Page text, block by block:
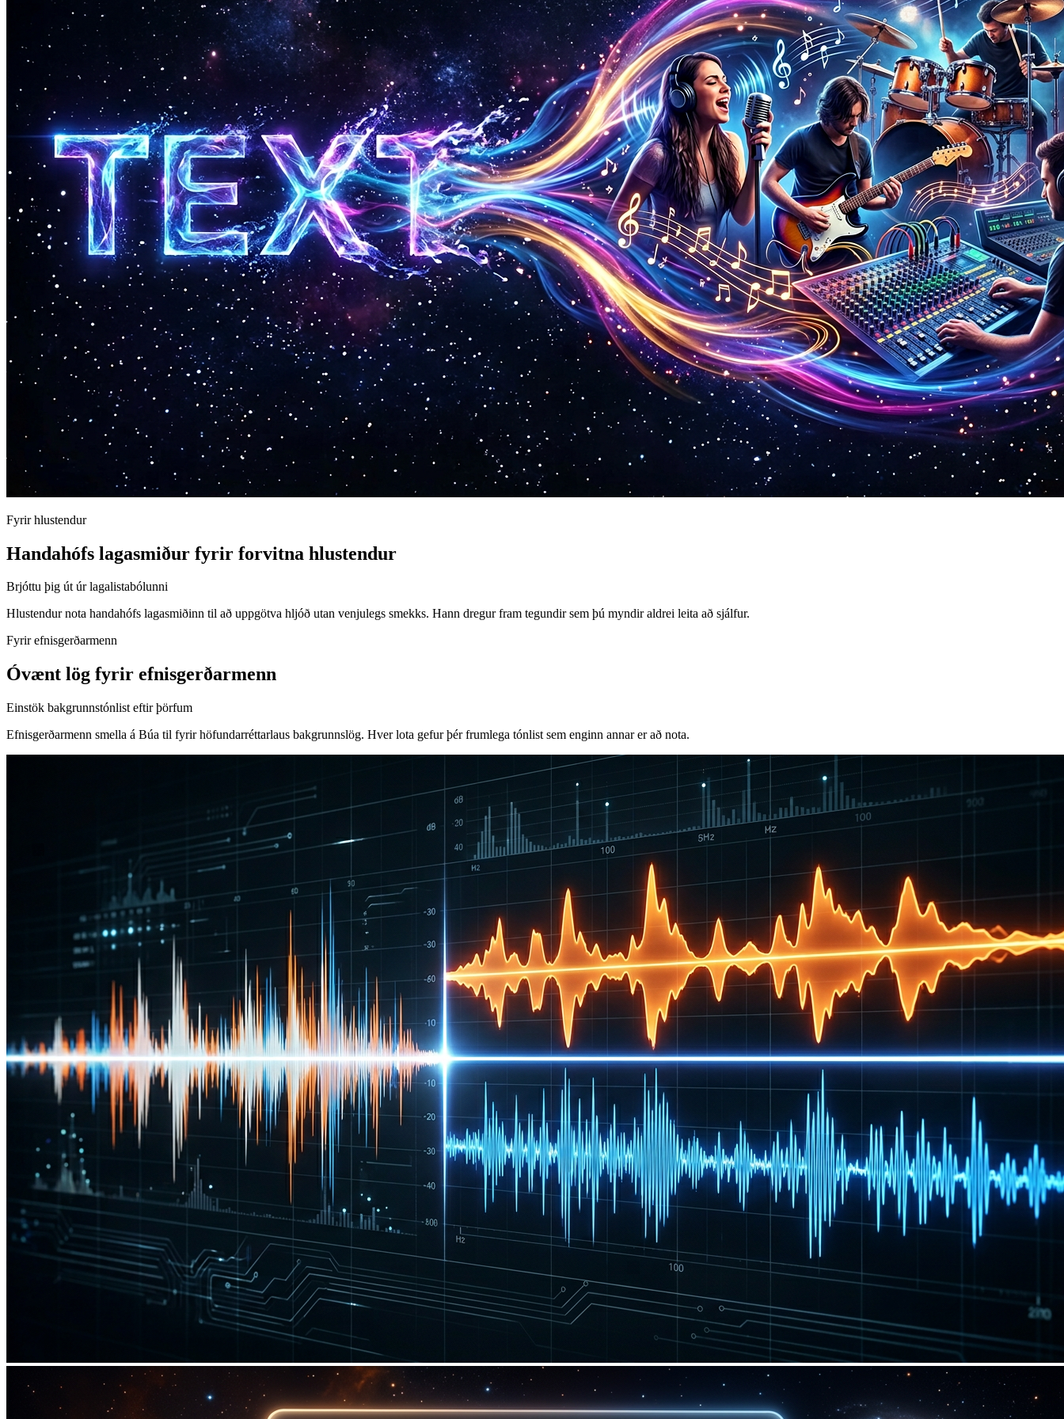
Fyrir hlustendur
Handahófs lagasmiður fyrir forvitna hlustendur
Brjóttu þig út úr lagalistabólunni
Hlustendur nota handahófs lagasmiðinn til að uppgötva hljóð utan venjulegs smekks. Hann dregur fram tegundir sem þú myndir aldrei leita að sjálfur.
Fyrir efnisgerðarmenn
Óvænt lög fyrir efnisgerðarmenn
Einstök bakgrunnstónlist eftir þörfum
Efnisgerðarmenn smella á Búa til fyrir höfundarréttarlaus bakgrunnslög. Hver lota gefur þér frumlega tónlist sem enginn annar er að nota.